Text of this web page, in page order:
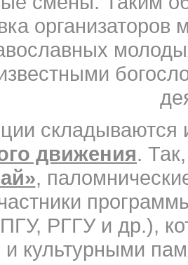
складываются
движения.
,
РГГУ и др.),
и культурными